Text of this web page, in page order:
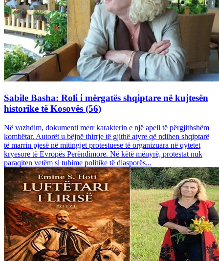
Sabile Basha: Roli i mërgatës shqiptare në kujtesën
historike të Kosovës (56)
Në vazhdim, dokumenti merr karakterin e një apeli të përgjithshëm
kombëtar. Autorët u bëjnë thirrje të gjithë atyre që ndihen shqiptarë
të marrin pjesë në mitingjet protestuese të organizuara në qytetet
kryesore të Evropës Perëndimore. Në këtë mënyrë, protestat nuk
paraqiten vetëm si tubime politike të diasporës...